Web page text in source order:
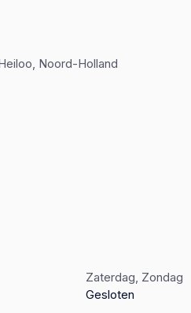
Noord-Holland
Zaterdag, Zondag
Gesloten